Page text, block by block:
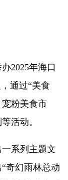
2025年海口
通过“美食
粉美食市
活动。
系列主题文
奇幻雨林总动